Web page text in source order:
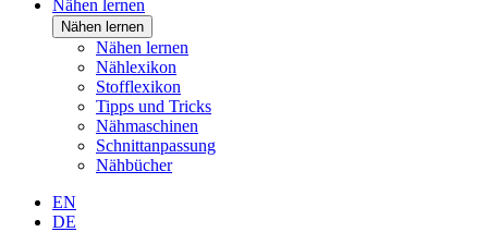
Nähen lernen
Nähen lernen
Nähen lernen
Nählexikon
Stofflexikon
Tipps und Tricks
Nähmaschinen
Schnittanpassung
Nähbücher
EN
DE